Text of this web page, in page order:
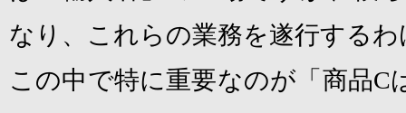
なり、これらの業務を遂行する
この中で特に重要なのが「商品C